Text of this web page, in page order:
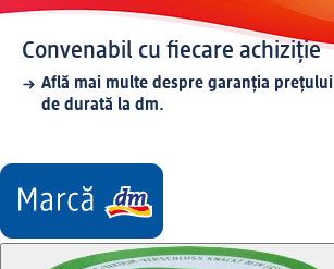
Convenabil cu fiecare achiziție
Află mai multe despre garanția prețului
de durată la dm.